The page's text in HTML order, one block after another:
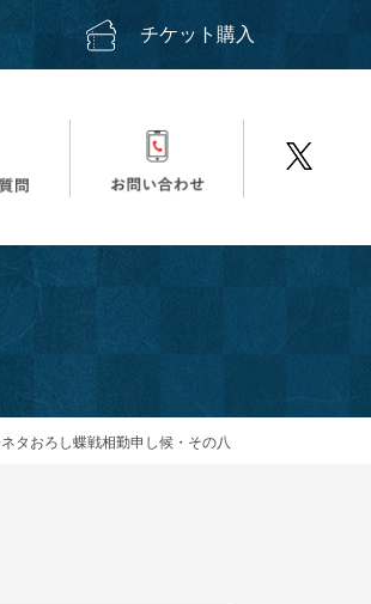
チケット購入
タおろし蝶戦相勤申し候・その八